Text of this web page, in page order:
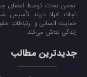
انجمن نجات توسط اعضای
نجات افراد دربند تأسیس
حمایت انسانی و ارتباطات
زندگی تلاش می‌کند.
جدیدترین مطالب